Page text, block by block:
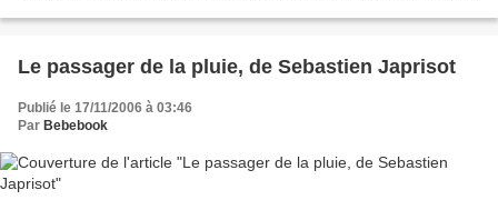
Le passager de la pluie, de Sebastien Japrisot
Publié le 17/11/2006 à 03:46
Par Bebebook